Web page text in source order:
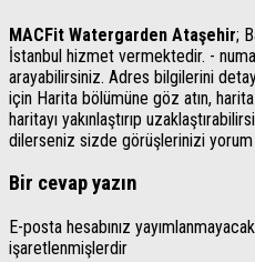
MACFit Watergarden Ataşehir;
İstanbul hizmet vermektedir. -
arayabilirsiniz. Adres bilgilerini
için Harita bölümüne göz atın,
haritayı yakınlaştırıp
dilerseniz sizde görüşlerinizi
Bir cevap yazın
E-posta hesabınız
işaretlenmişlerdir